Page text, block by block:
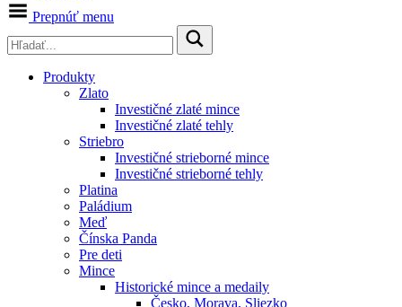
Prepnúť menu
Produkty
Zlato
Investičné zlaté mince
Investičné zlaté tehly
Striebro
Investičné strieborné mince
Investičné strieborné tehly
Platina
Paládium
Meď
Čínska Panda
Pre deti
Mince
Historické mince a medaily
Česko, Morava, Sliezko